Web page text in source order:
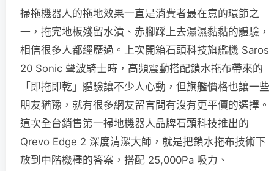
掃拖機器人的拖地效果一直是消費者最在意的環節之
一，拖完地板殘留水漬、赤腳踩上去濕濕黏黏的體驗，
相信很多人都經歷過。上次開箱石頭科技旗艦機 Saros
20 Sonic 聲波騎士時，高頻震動搭配鎖水拖布帶來的
「即拖即乾」體驗讓不少人心動，但旗艦價格也讓一些
朋友猶豫，就有很多網友留言問有沒有更平價的選擇。
這次全台銷售第一掃地機器人品牌石頭科技推出的
Qrevo Edge 2 深度清潔大師，就是把鎖水拖布技術下
放到中階機種的答案，搭配 25,000Pa 吸力、